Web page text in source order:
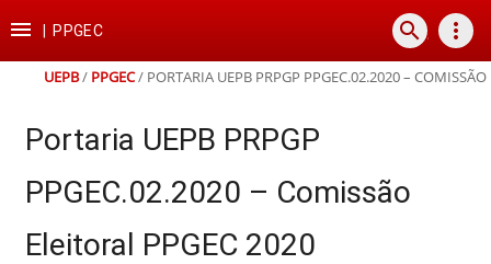
para
conteúdo
para
para
para
rodapé
 PPGEC search more_vert
UEPB/ PPGEC/ PORTARIA UEPB PRPGP PPGEC.02.2020 –
Portaria UEPB PRPGP
PPGEC.02.2020 – Comissão
Eleitoral PPGEC 2020